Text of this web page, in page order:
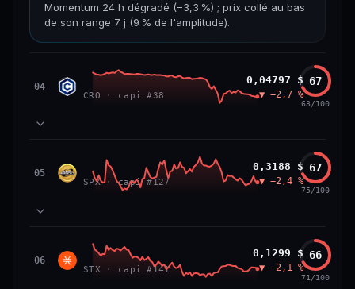
Momentum 24 h dégradé (−3,3 %) ; prix collé au bas
de son range 7 j (9 % de l'amplitude).
3,6 Md$
VAR. 7 J VAR. 30 J
−84,0 % #26
66/100
04 CRO Cronos
CRO · capi #38
0,04797 $
▼ −2,7 %
67
63/100
81
TECHNIQUE 87
VOLUME 71
39
NEWS
05 SPX SPX6900
SPX · capi #127
0,3188 $
▼ −2,4 %
67
75/100
83
TECHNIQUE 64
VOLUME 72
52
06 STX Stacks
STX · capi #141
0,1299 $
▼ −2,1 %
66
71/100